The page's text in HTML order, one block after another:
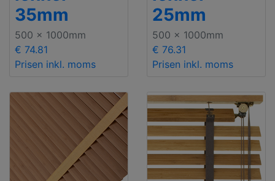
35mm
500 x 1000mm
€ 74.81
Prisen inkl. moms
25mm
500 x 1000mm
€ 76.31
Prisen inkl. moms